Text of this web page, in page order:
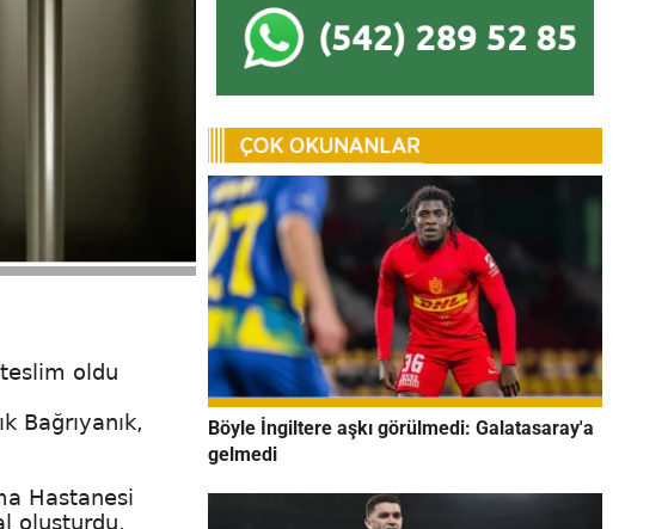
oldu
Bağrıyanık,
Hastanesi
oluşturdu.
Böyle İngiltere aşkı görülmedi: Galatasaray'a
gelmedi